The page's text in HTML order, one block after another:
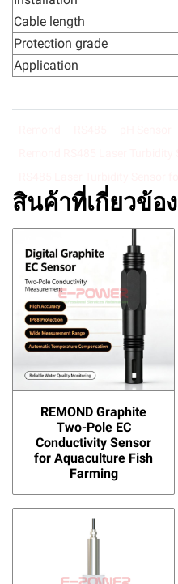
Cable length
Protection grade
Application
สินค้าที่เกี่ยวข้อง
REMOND Graphite
Two-Pole EC
Conductivity Sensor
for Aquaculture Fish
Farming